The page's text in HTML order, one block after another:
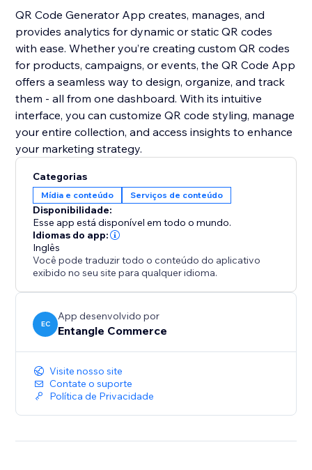
QR Code Generator App creates, manages, and
provides analytics for dynamic or static QR codes
with ease. Whether you’re creating custom QR codes
for products, campaigns, or events, the QR Code App
offers a seamless way to design, organize, and track
them - all from one dashboard. With its intuitive
interface, you can customize QR code styling, manage
your entire collection, and access insights to enhance
your marketing strategy.
Categorias
Mídia e conteúdo Serviços de conteúdo
Disponibilidade:
Esse app está disponível em todo o mundo.
Idiomas do app:
Inglês
Você pode traduzir todo o conteúdo do aplicativo
exibido no seu site para qualquer idioma.
EC
App desenvolvido por
Entangle Commerce
Visite nosso site
Contate o suporte
Política de Privacidade